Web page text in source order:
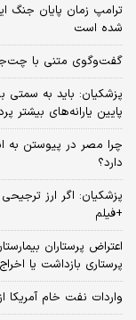
ترامپ زمان پایان جنگ
شده است
گفت‌وگوی متنی با
پزشکیان: باید به
پایین یارانه‌های بیشتر
چرا مصر در پیوستن به
دارد؟
پزشکیان: اگر ارز
+فیلم
اعتراض پرستاران
پرستاری بازداشت یا
واردات نفت خام آمریکا